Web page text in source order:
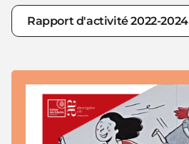
Rapport d'activité 2022-2024